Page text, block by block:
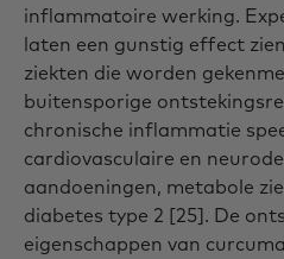
inflammatoire werking.
laten een gunstig effect
ziekten die worden
buitensporige
chronische inflammatie
cardiovasculaire en
aandoeningen, metabole
diabetes type 2 [25]. De
eigenschappen van